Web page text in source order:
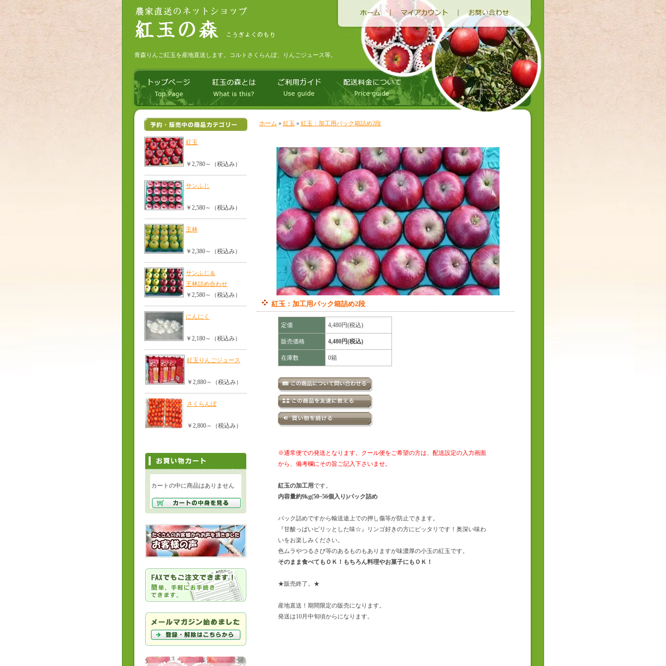
青森りんご紅玉を産地直送します。コルトさくらんぼ、りんごジュース等。
紅玉
￥2,780～（税込み）
サンふじ
￥2,580～（税込み）
王林
￥2,380～（税込み）
サンふじ＆
王林詰め合わせ
￥2,580～（税込み）
にんにく
￥2,180～（税込み）
紅玉りんごジュース
￥2,880～（税込み）
さくらんぼ
￥2,800～（税込み）
カートの中に商品はありません
ホーム » 紅玉 » 紅玉：加工用パック箱詰め2段
紅玉：加工用パック箱詰め2段
定価 4,480円(税込)
販売価格 4,480円(税込)
在庫数 0箱
※通常便での発送となります。クール便をご希望の方は、配送設定の入力画面
から、備考欄にその旨ご記入下さいませ。
紅玉の加工用です。
内容量約9kg(50~56個入り)パック詰め
パック詰めですから輸送途上での押し傷等が防止できます。
『甘酸っぱいピリッとした味☆』リンゴ好きの方にピッタリです！奥深い味わ
いをお楽しみください。
色ムラやつるさび等のあるものもありますが味濃厚の小玉の紅玉です。
そのまま食べてもＯＫ！もちろん料理やお菓子にもＯＫ！
★販売終了。★
産地直送！期間限定の販売になります。
発送は10月中旬頃からになります。